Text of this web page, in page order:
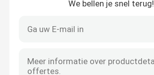
De spuitbus van de trekkerpomp
We bellen je snel terug!